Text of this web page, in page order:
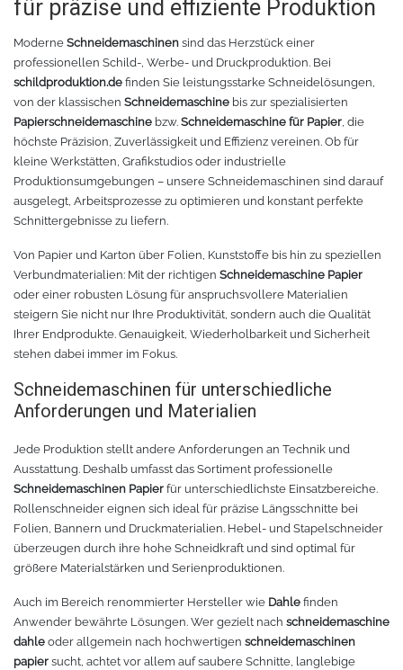
Oralux 9300
Oramask
Oraguard Laminierfolie
Glasdekorationsfolie
Magnetfolie
Tafelfolie
Verschiedene Spezialfolien
Chemica Firstmark
Chemica Hotmark
Chemica Holograflex
Chemica Upperflok
Chemica Galaxy
Schere
Lineale
Lineal Zubehör
Schneidematten
Schildwerkzeug
Trommeln
Schaber
Schnellspanner
Taschen und Kisten
Ausstattung für Taschen
Werkzeugtasche
Handgelenktasche
für präzise und effiziente Produktion
Moderne Schneidemaschinen sind das Herzstück einer
professionellen Schild-, Werbe- und Druckproduktion. Bei
schildproduktion.de finden Sie leistungsstarke Schneidelösungen,
von der klassischen Schneidemaschine bis zur spezialisierten
Papierschneidemaschine bzw. Schneidemaschine für Papier, die
höchste Präzision, Zuverlässigkeit und Effizienz vereinen. Ob für
kleine Werkstätten, Grafikstudios oder industrielle
Produktionsumgebungen – unsere Schneidemaschinen sind darauf
ausgelegt, Arbeitsprozesse zu optimieren und konstant perfekte
Schnittergebnisse zu liefern.
Von Papier und Karton über Folien, Kunststoffe bis hin zu speziellen
Verbundmaterialien: Mit der richtigen Schneidemaschine Papier
oder einer robusten Lösung für anspruchsvollere Materialien
steigern Sie nicht nur Ihre Produktivität, sondern auch die Qualität
Ihrer Endprodukte. Genauigkeit, Wiederholbarkeit und Sicherheit
stehen dabei immer im Fokus.
Schneidemaschinen für unterschiedliche
Anforderungen und Materialien
Jede Produktion stellt andere Anforderungen an Technik und
Ausstattung. Deshalb umfasst das Sortiment professionelle
Schneidemaschinen Papier für unterschiedlichste Einsatzbereiche.
Rollenschneider eignen sich ideal für präzise Längsschnitte bei
Folien, Bannern und Druckmaterialien. Hebel- und Stapelschneider
überzeugen durch ihre hohe Schneidkraft und sind optimal für
größere Materialstärken und Serienproduktionen.
Auch im Bereich renommierter Hersteller wie Dahle finden
Anwender bewährte Lösungen. Wer gezielt nach schneidemaschine
dahle oder allgemein nach hochwertigen schneidemaschinen
papier sucht, achtet vor allem auf saubere Schnitte, langlebige